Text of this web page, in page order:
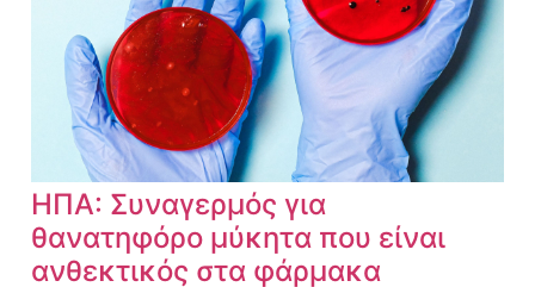
ΗΠΑ: Συναγερμός για
θανατηφόρο μύκητα που είναι
ανθεκτικός στα φάρμακα